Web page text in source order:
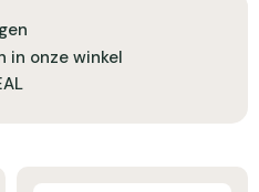
in onze winkel